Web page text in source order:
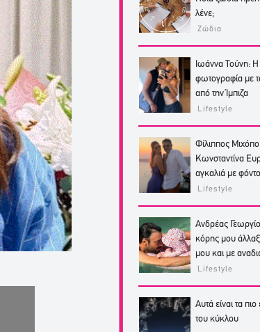
λένε;
Ζώδια
Ιωάννα Τούνη: Η
φωτογραφία με
από την Ίμπιζα
Lifestyle
Φίλιππος
Κωνσταντίνα
αγκαλιά με
της Σαντορίνης
Lifestyle
Ανδρέας
κόρης μου
μου και με
άνθρωπο»
Lifestyle
Αυτά είναι τα
του κύκλου